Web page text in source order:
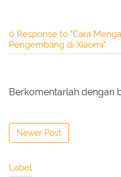
0 Response to "Cara
Pengembang di Xiaomi"
Berkomentarlah dengan
Newer Post
Label